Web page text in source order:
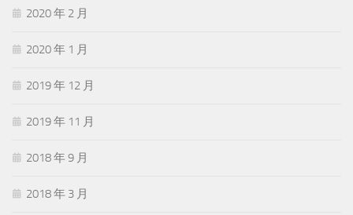
2020 年 2 月
2020 年 1 月
2019 年 12 月
2019 年 11 月
2018 年 9 月
2018 年 3 月